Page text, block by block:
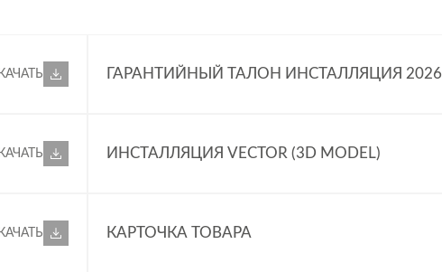
ГАРАНТИЙНЫЙ ТАЛОН ИНСТАЛЛЯЦИЯ 2026
ИНСТАЛЛЯЦИЯ VECTOR (3D MODEL)
КАРТОЧКА ТОВАРА